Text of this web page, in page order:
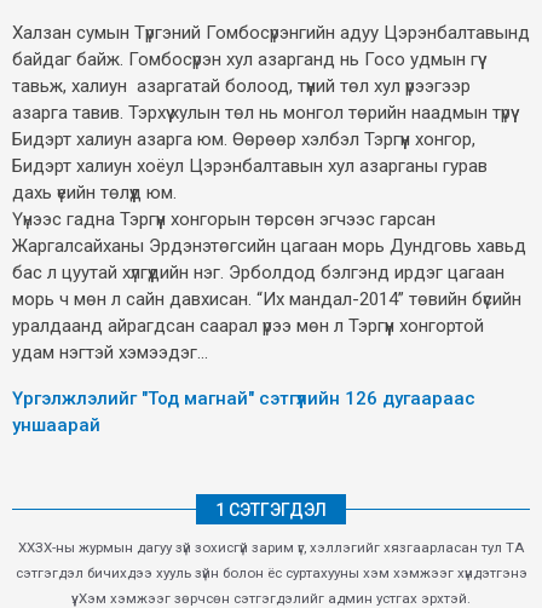
Халзан сумын Түргэний Гомбосүрэнгийн адуу Цэрэнбалтавынд
байдаг байж. Гомбосүрэн хул азарганд нь Госо удмын гүү
тавьж, халиун азаргатай болоод, түүний төл хул үрээгээр
азарга тавив. Тэрхүү хулын төл нь монгол төрийн наадмын түрүү
Бидэрт халиун азарга юм. Өөрөөр хэлбэл Тэргүүн хонгор,
Бидэрт халиун хоёул Цэрэнбалтавын хул азарганы гурав
дахь үеийн төлүүд юм.
Үүнээс гадна Тэргүүн хонгорын төрсөн эгчээс гарсан
Жаргалсайханы Эрдэнэтөгсийн цагаан морь Дундговь хавьд
бас л цуутай хүлгүүдийн нэг. Эрболдод бэлгэнд ирдэг цагаан
морь ч мөн л сайн давхисан. “Их мандал-2014” төвийн бүсийн
уралдаанд айрагдсан саарал үрээ мөн л Тэргүүн хонгортой
удам нэгтэй хэмээдэг...
Үргэлжлэлийг "Тод магнай" сэтгүүлийн 126 дугаараас
уншаарай
1 СЭТГЭГДЭЛ
ХХЗХ-ны журмын дагуу зүй зохисгүй зарим үг, хэллэгийг хязгаарласан тул ТА
сэтгэгдэл бичихдээ хууль зүйн болон ёс суртахууны хэм хэмжээг хүндэтгэнэ
үү. Хэм хэмжээг зөрчсөн сэтгэгдэлийг админ устгах эрхтэй.